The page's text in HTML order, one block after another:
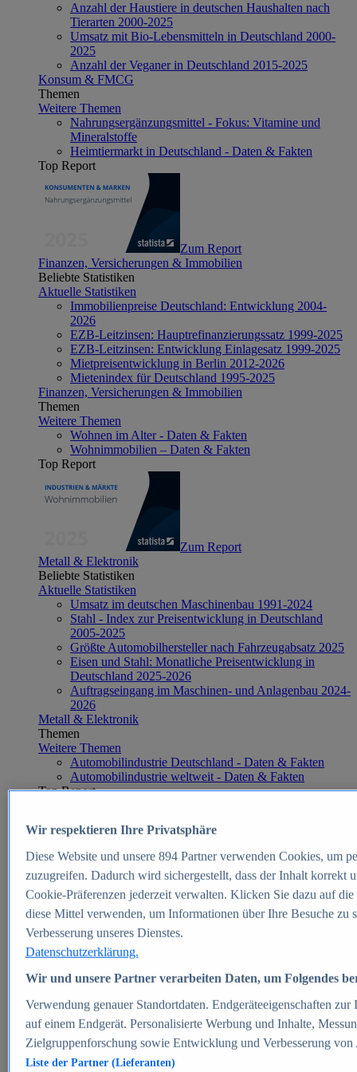
Anzahl der Haustiere in deutschen Haushalten nach
Tierarten 2000-2025
Umsatz mit Bio-Lebensmitteln in Deutschland 2000-
2025
Anzahl der Veganer in Deutschland 2015-2025
Konsum & FMCG
Themen
Weitere Themen
Nahrungsergänzungsmittel - Fokus: Vitamine und
Mineralstoffe
Heimtiermarkt in Deutschland - Daten & Fakten
Top Report
Zum Report
Finanzen, Versicherungen & Immobilien
Beliebte Statistiken
Aktuelle Statistiken
Immobilienpreise Deutschland: Entwicklung 2004-
2026
EZB-Leitzinsen: Hauptrefinanzierungssatz 1999-2025
EZB-Leitzinsen: Entwicklung Einlagesatz 1999-2025
Mietpreisentwicklung in Berlin 2012-2026
Mietenindex für Deutschland 1995-2025
Finanzen, Versicherungen & Immobilien
Themen
Weitere Themen
Wohnen im Alter - Daten & Fakten
Wohnimmobilien – Daten & Fakten
Top Report
Zum Report
Metall & Elektronik
Beliebte Statistiken
Aktuelle Statistiken
Umsatz im deutschen Maschinenbau 1991-2024
Stahl - Index zur Preisentwicklung in Deutschland
2005-2025
Größte Automobilhersteller nach Fahrzeugabsatz 2025
Eisen und Stahl: Monatliche Preisentwicklung in
Deutschland 2025-2026
Auftragseingang im Maschinen- und Anlagenbau 2024-
2026
Metall & Elektronik
Themen
Weitere Themen
Automobilindustrie Deutschland - Daten & Fakten
Automobilindustrie weltweit - Daten & Fakten
Top Report
Zum Report
E-commerce
Beliebte Statistiken
Aktuelle Statistiken
E-Commerce - Entwicklung des Umsatzes in
Deutschland 1999-2025
Umsatz von Amazon in Deutschland und weltweit
2010-2025
B2C-E-Commerce: Top-50 Online Shops in
Deutschland 2024
Marktanteile von Online-Zahlungsverfahren in
Deutschland 2024
Umsatzstarke Warengruppen im Online-Handel in
Deutschland 2023-2025
Wir respektieren Ihre Privatsphäre
Diese Website und unsere 894Partner verwenden Cookies, um
zuzugreifen. Dadurch wird sichergestellt, dass der Inhalt korrekt
Cookie-Präferenzen jederzeit verwalten. Klicken Sie dazu auf
diese Mittel verwenden, um Informationen über Ihre Besuche
Verbesserung unseres Dienstes.
Datenschutzerklärung.
Wir und unsere Partner verarbeiten Daten, um Folgendes
Verwendung genauer Standortdaten. Endgeräteeigenschaften
auf einem Endgerät. Personalisierte Werbung und Inhalte,
Zielgruppenforschung sowie Entwicklung und Verbesserung von
Liste der Partner (Lieferanten)